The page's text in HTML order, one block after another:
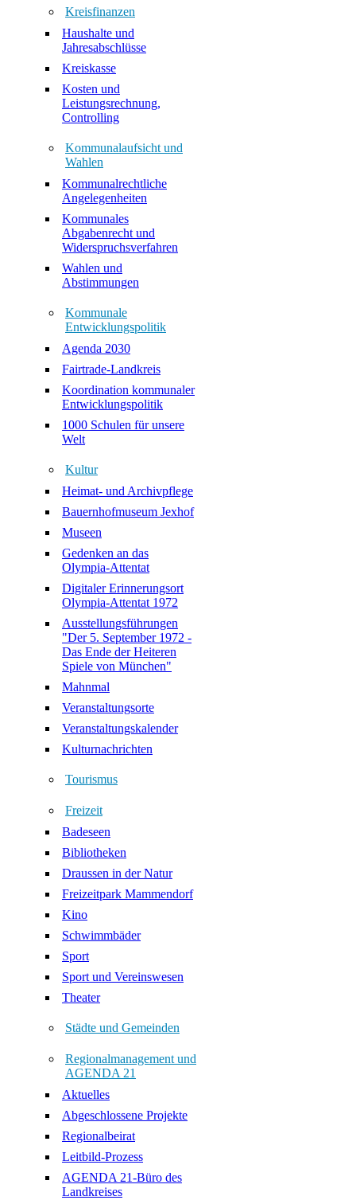
Kreisfinanzen
Haushalte und
Jahresabschlüsse
Kreiskasse
Kosten und
Leistungsrechnung,
Controlling
Kommunalaufsicht und
Wahlen
Kommunalrechtliche
Angelegenheiten
Kommunales
Abgabenrecht und
Widerspruchsverfahren
Wahlen und
Abstimmungen
Kommunale
Entwicklungspolitik
Agenda 2030
Fairtrade-Landkreis
Koordination kommunaler
Entwicklungspolitik
1000 Schulen für unsere
Welt
Kultur
Heimat- und Archivpflege
Bauernhofmuseum Jexhof
Museen
Gedenken an das
Olympia-Attentat
Digitaler Erinnerungsort
Olympia-Attentat 1972
Ausstellungsführungen
"Der 5. September 1972 -
Das Ende der Heiteren
Spiele von München"
Mahnmal
Veranstaltungsorte
Veranstaltungskalender
Kulturnachrichten
Tourismus
Freizeit
Badeseen
Bibliotheken
Draussen in der Natur
Freizeitpark Mammendorf
Kino
Schwimmbäder
Sport
Sport und Vereinswesen
Theater
Städte und Gemeinden
Regionalmanagement und
AGENDA 21
Aktuelles
Abgeschlossene Projekte
Regionalbeirat
Leitbild-Prozess
AGENDA 21-Büro des
Landkreises